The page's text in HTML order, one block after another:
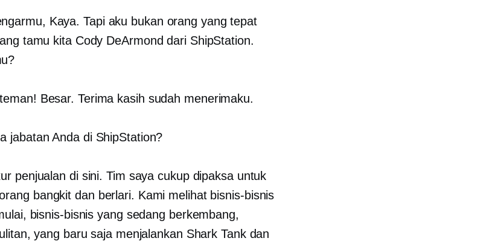
Kaya. Tapi aku bukan orang yang tepat
tamu kita Cody DeArmond dari ShipStation.
Besar. Terima kasih sudah menerimaku.
jabatan Anda di ShipStation?
penjualan di sini. Tim saya cukup dipaksa untuk
bangkit dan berlari. Kami melihat bisnis-bisnis
bisnis-bisnis yang sedang berkembang,
yang baru saja menjalankan Shark Tank dan